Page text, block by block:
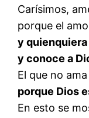
Carísimos,
porque el
y quienquiera
y conoce a
El que no
porque Dios
En esto se